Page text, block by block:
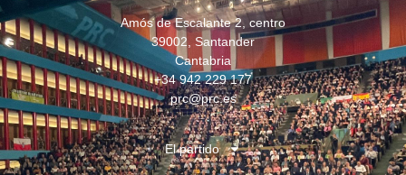
Amós de Escalante 2, centro
39002, Santander
Cantabria
+34 942 229 177
prc@prc.es
El partido